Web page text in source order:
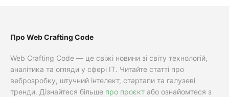
Про Web Crafting Code
Web Crafting Code — це свіжі новини зі світу технологій,
аналітика та огляди у сфері IT. Читайте статті про
веброзробку, штучний інтелект, стартапи та галузеві
тренди. Дізнайтеся більше про проєкт або ознайомтеся з